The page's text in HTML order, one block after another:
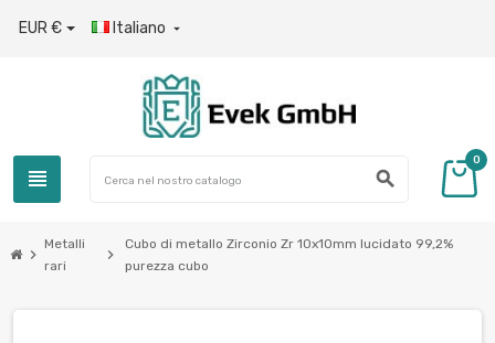
EUR € Italiano 
view_headline search
0
chevron_right
Metalli
rari
chevron_right
Cubo di metallo Zirconio Zr 10x10mm lucidato 99,2%
purezza cubo